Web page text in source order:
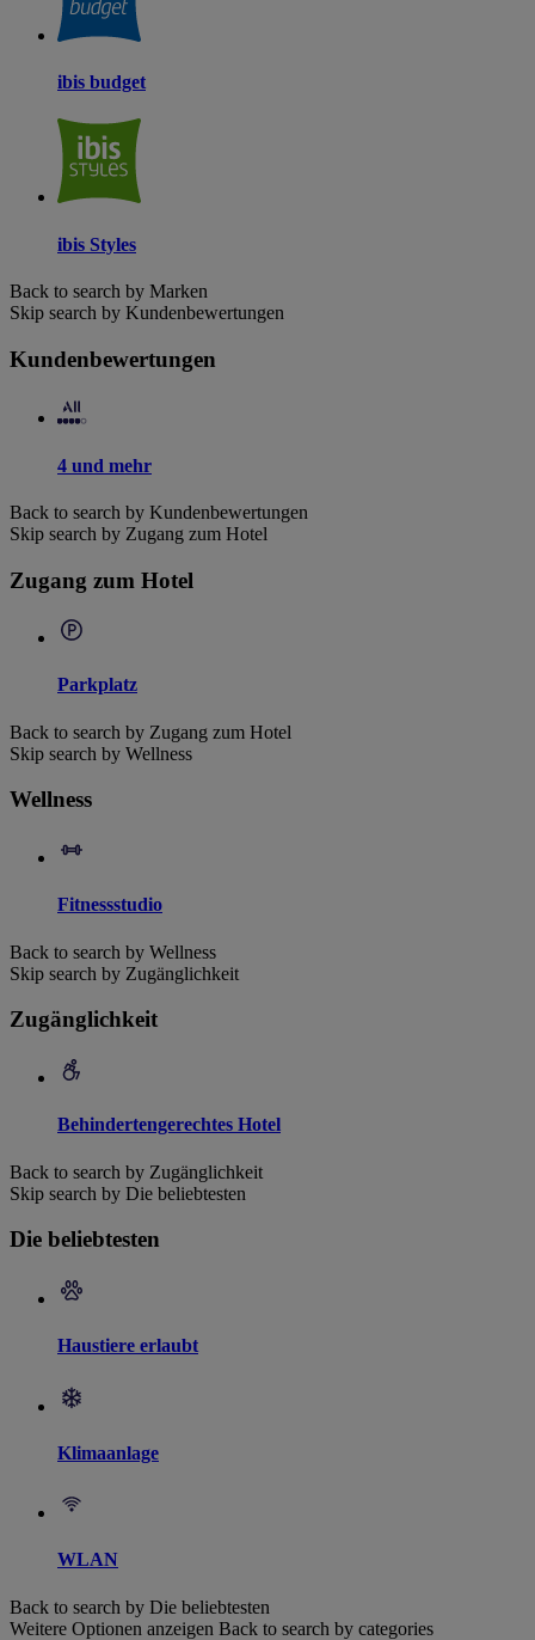
ibis budget
ibis Styles
Back to search by Marken
Skip search by Kundenbewertungen
Kundenbewertungen
4 und mehr
Back to search by Kundenbewertungen
Skip search by Zugang zum Hotel
Zugang zum Hotel
Parkplatz
Back to search by Zugang zum Hotel
Skip search by Wellness
Wellness
Fitnessstudio
Back to search by Wellness
Skip search by Zugänglichkeit
Zugänglichkeit
Behindertengerechtes Hotel
Back to search by Zugänglichkeit
Skip search by Die beliebtesten
Die beliebtesten
Haustiere erlaubt
Klimaanlage
WLAN
Back to search by Die beliebtesten
Weitere Optionen anzeigen Back to search by categories